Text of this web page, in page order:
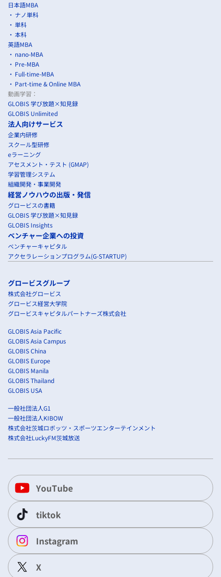
日本語MBA
ナノ単科
単科
本科
英語MBA
nano-MBA
Pre-MBA
Full-time-MBA
Part-time & Online MBA
動画学習：
GLOBIS 学び放題×知見録
GLOBIS Unlimited
法人向けサービス
企業内研修
スクール型研修
eラーニング
アセスメント・テスト (GMAP)
学習管理システム
組織開発・事業開発
経営ノウハウの出版・発信
グロービスの書籍
GLOBIS 学び放題×知見録
GLOBIS Insights
ベンチャー企業への投資
ベンチャーキャピタル
アクセラレーションプログラム(G-STARTUP)
グロービスグループ
株式会社グロービス
グロービス経営大学院
グロービスキャピタルパートナーズ株式会社
GLOBIS Asia Pacific
GLOBIS Asia Campus
GLOBIS China
GLOBIS Europe
GLOBIS Manila
GLOBIS Thailand
GLOBIS USA
一般社団法人G1
一般社団法人KIBOW
株式会社茨城ロボッツ・スポーツエンターテインメント
株式会社LuckyFM茨城放送
YouTube
tiktok
Instagram
X